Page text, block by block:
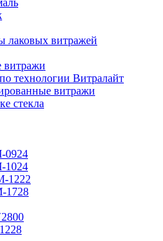
лаковых витражей
технологии Витралайт
витражи
стекла
0924
1024
1222
1728